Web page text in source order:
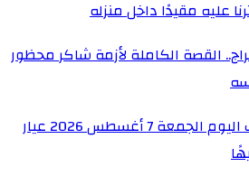
عليه مقيدًا داخل منزله
القصة الكاملة لأزمة شاكر محظور
ارتفاع أسعار الذهب اليوم الجمعة 7 أغسطس 2026 عيار